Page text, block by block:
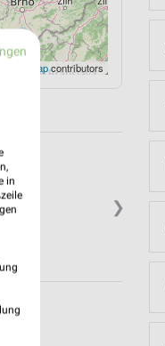
contributors
❯
in